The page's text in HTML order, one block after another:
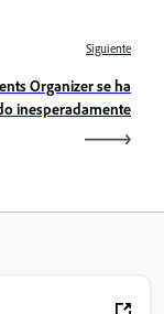
Siguiente
Organizer se ha
inesperadamente